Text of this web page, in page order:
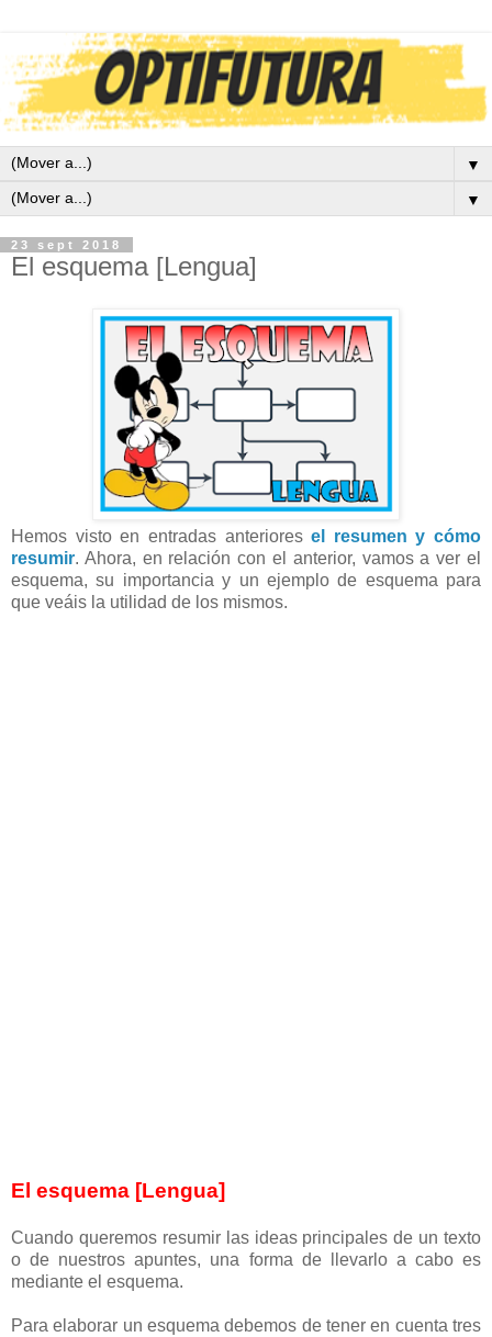
▼
▼
23 sept 2018
El esquema [Lengua]
Hemos visto en entradas anterioresel resumen y cómo
resumir. Ahora, en relación con el anterior, vamos a ver el
esquema, su importancia y un ejemplo de esquema para
que veáis la utilidad de los mismos.
El esquema [Lengua]
Cuando queremos resumir las ideas principales de un texto
o de nuestros apuntes, una forma de llevarlo a cabo es
mediante el esquema.
Para elaborar un esquema debemos de tener en cuenta tres